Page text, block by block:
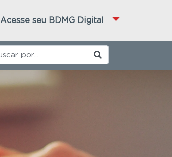
Acesse seu BDMG Digital